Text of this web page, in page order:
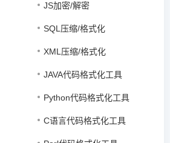
JS加密/解密
SQL压缩/格式化
XML压缩/格式化
JAVA代码格式化工具
Python代码格式化工具
C语言代码格式化工具